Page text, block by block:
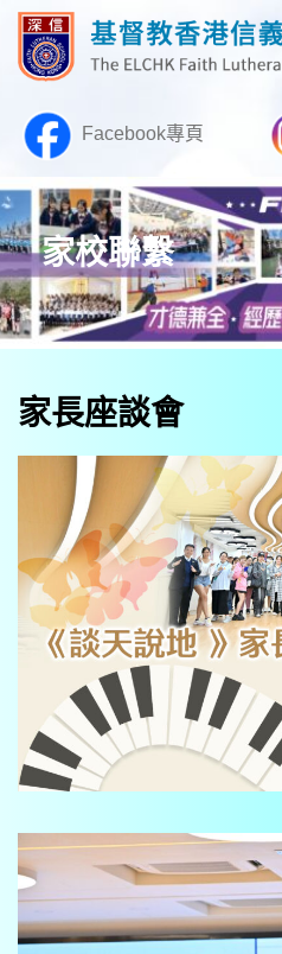
Facebook專頁
家校聯繫
家長座談會